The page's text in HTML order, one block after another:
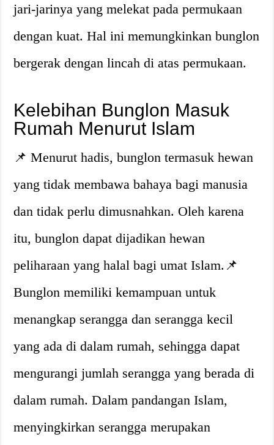
jari-jarinya yang melekat pada permukaan
dengan kuat. Hal ini memungkinkan bunglon
bergerak dengan lincah di atas permukaan.
Kelebihan Bunglon Masuk
Rumah Menurut Islam
📌 Menurut hadis, bunglon termasuk hewan
yang tidak membawa bahaya bagi manusia
dan tidak perlu dimusnahkan. Oleh karena
itu, bunglon dapat dijadikan hewan
peliharaan yang halal bagi umat Islam.📌
Bunglon memiliki kemampuan untuk
menangkap serangga dan serangga kecil
yang ada di dalam rumah, sehingga dapat
mengurangi jumlah serangga yang berada di
dalam rumah. Dalam pandangan Islam,
menyingkirkan serangga merupakan